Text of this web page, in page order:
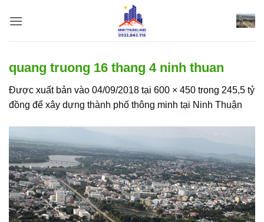
qua
quang truong 16 thang 4 ninh thuan
Được xuất bản vào 04/09/2018 tại 600 × 450 trong 245,5 tỷ
đồng để xây dựng thành phố thông minh tại Ninh Thuận